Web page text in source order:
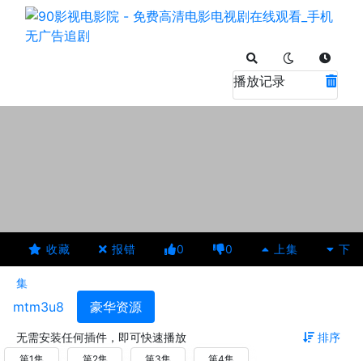
播放记录
收藏 报错 0 0 上集 下
集
mtm3u8 豪华资源
无需安装任何插件，即可快速播放 排序